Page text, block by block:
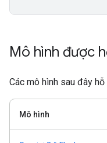
Mô hình được
Các mô hình sau đây
Mô hình